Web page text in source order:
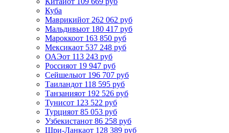
Куба
Маврикийот 262 062 руб
Мальдивыот 180 417 руб
Мароккоот 163 850 руб
Мексикаот 537 248 руб
ОАЭот 113 243 руб
Россияот 19 947 руб
Сейшелыот 196 707 руб
Таиландот 118 595 руб
Танзанияот 192 526 руб
Тунисот 123 522 руб
Турцияот 85 053 руб
Узбекистанот 86 258 руб
Шри-Ланкаот 128 389 руб